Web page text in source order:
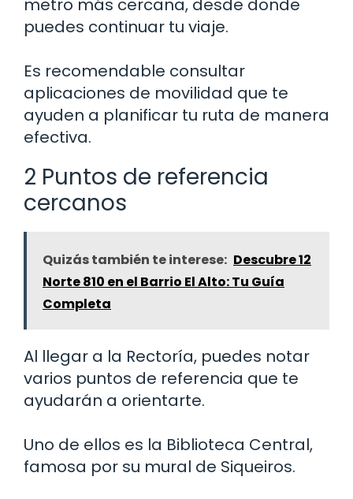
metro más cercana, desde donde
puedes continuar tu viaje.
Es recomendable consultar
aplicaciones de movilidad que te
ayuden a planificar tu ruta de manera
efectiva.
2 Puntos de referencia
cercanos
Quizás también te interese: Descubre 12
Norte 810 en el Barrio El Alto: Tu Guía
Completa
Al llegar a la Rectoría, puedes notar
varios puntos de referencia que te
ayudarán a orientarte.
Uno de ellos es la Biblioteca Central,
famosa por su mural de Siqueiros.